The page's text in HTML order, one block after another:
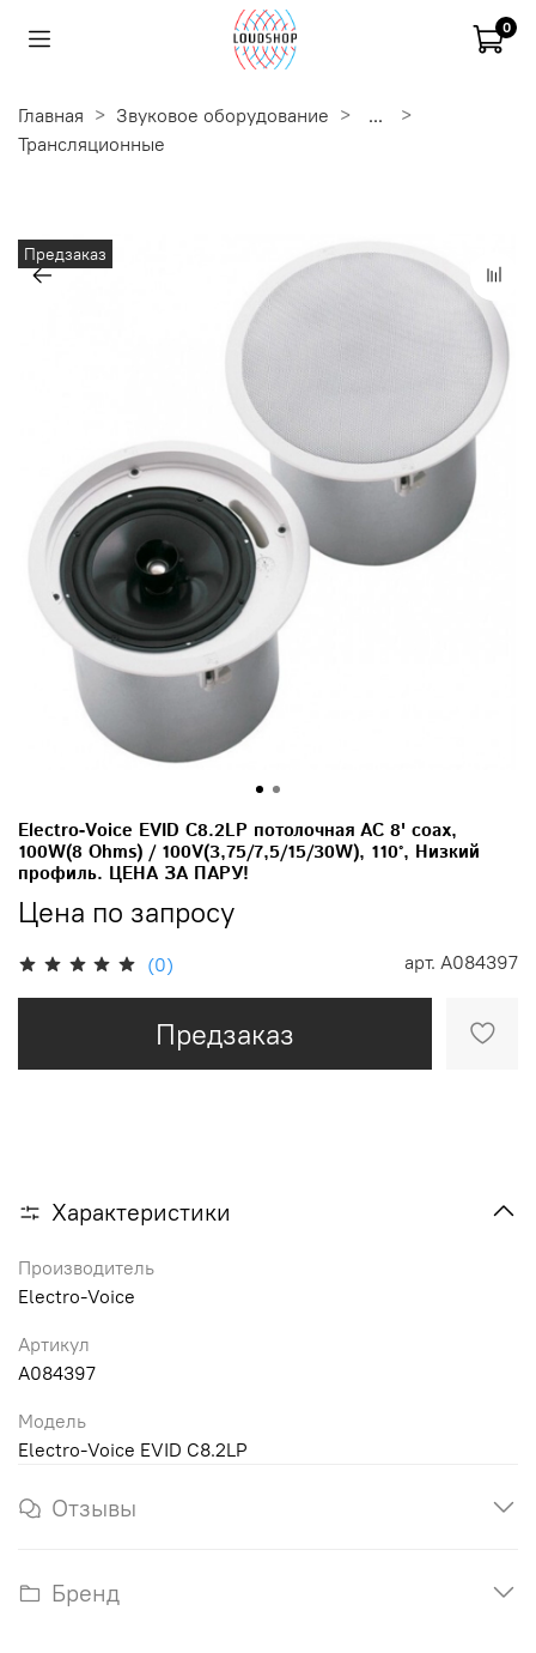
0
Главная Звуковое оборудование
...
Трансляционные
Предзаказ
(0) арт. A084397
Electro-Voice EVID C8.2LP потолочная АС 8' coax,
100W(8 Ohms) / 100V(3,75/7,5/15/30W), 110°, Низкий
профиль. ЦЕНА ЗА ПАРУ!
Цена по запросу
Предзаказ
Характеристики
Производитель
Electro-Voice
Артикул
A084397
Модель
Electro-Voice EVID C8.2LP
Отзывы
Бренд